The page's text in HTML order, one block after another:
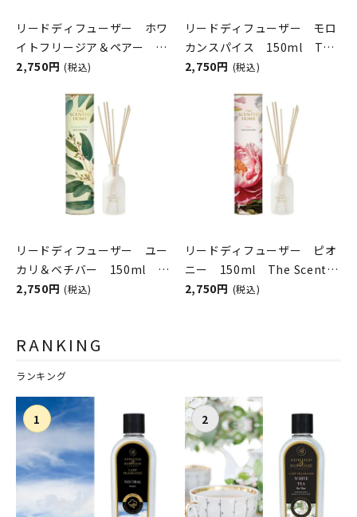
リードディフューザー ホワ
イトフリージア＆ペアー
150ml The Scented
Burwood
2,750円 (税込)
リードディフューザー モロ
カンスパイス 150ml The
Scented Home by Ashleigh
2,750円 (税込)
リードディフューザー ユー
カリ＆ベチバー 150ml
The Scented Home
2,750円 (税込)
リードディフューザー ピオ
ニー 150ml The Scented
Home by Ashleigh＆
2,750円 (税込)
RANKING
ランキング